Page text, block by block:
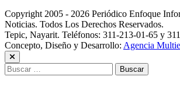
Copyright 2005 - 2026 Periódico Enfoque
Noticias. Todos Los Derechos Reservados.
Tepic, Nayarit. Teléfonos: 311-213-01-65 y
Concepto, Diseño y Desarrollo: Agencia
Buscar: